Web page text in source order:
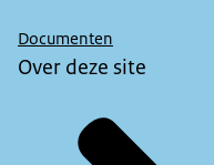
Documenten
Over deze site